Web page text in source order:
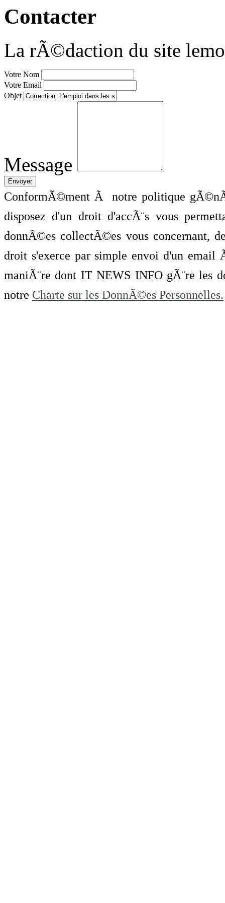
Contacter
La rÃ©daction du site
Votre Nom
Votre Email
Objet
Message
ConformÃ©ment Ã notre politique
disposez d'un droit d'accÃ¨s vous
donnÃ©es collectÃ©es vous concernant,
droit s'exerce par simple envoi d'un
maniÃ¨re dont IT NEWS INFO gÃ¨re les
notre Charte sur les DonnÃ©es Personnelles.